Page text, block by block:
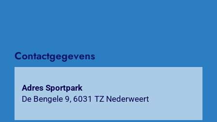
Activiteiten
Bardienst
Contactgegevens
Adres Sportpark
De Bengele 9, 6031 TZ Nederweert